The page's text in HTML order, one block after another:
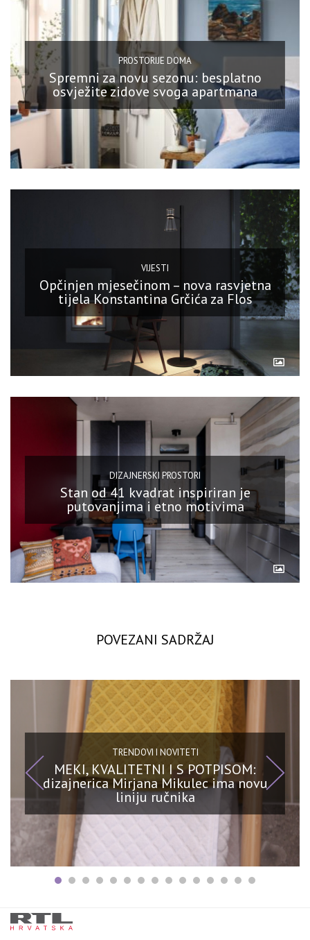
PROSTORIJE DOMA
Spremni za novu sezonu: besplatno
osvježite zidove svoga apartmana
VIJESTI
Opčinjen mjesečinom – nova rasvjetna
tijela Konstantina Grčića za Flos
DIZAJNERSKI PROSTORI
Stan od 41 kvadrat inspiriran je
putovanjima i etno motivima
POVEZANI SADRŽAJ
TRENDOVI I NOVITETI
MEKI, KVALITETNI I S POTPISOM:
dizajnerica Mirjana Mikulec ima novu
liniju ručnika